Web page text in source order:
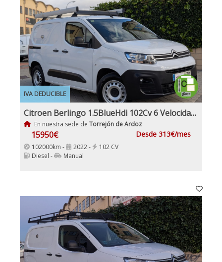
IVA DEDUCIBLE
Citroen Berlingo 1.5BlueHdi 102Cv 6 Velocidades Etiqueta C IVA y Garantía Incl Nacional Historial mantenimiento
En nuestra sede de Torrejón de Ardoz
15950€ Desde 313€/mes
102000km - 2022 -
102 CV
Diesel -
Manual